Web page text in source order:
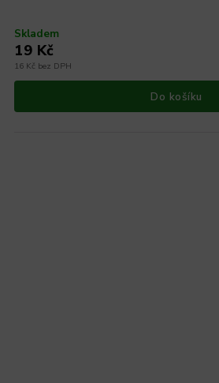
Skladem
16 Kč bez DPH
19 Kč
Do košíku